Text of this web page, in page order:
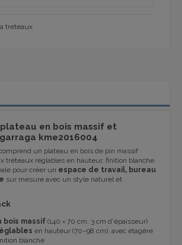
treteaux
en bois massif et
kme2016004
un plateau en bois de pin massif
tréteaux réglables en hauteur, finition blanche.
pour créer un espace de travail, bureau
sur mesure avec un style naturel et
bois massif (140 × 70 cm, 3 cm d'épaisseur)
en hauteur (70–98 cm), avec étagère
blanche